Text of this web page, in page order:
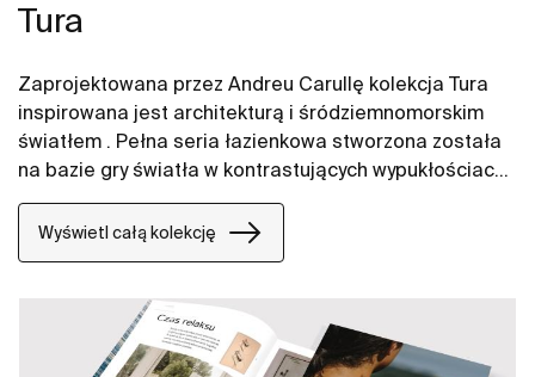
Tura
Zaprojektowana przez Andreu Carullę kolekcja Tura
inspirowana jest architekturą i śródziemnomorskim
światłem . Pełna seria łazienkowa stworzona została
na bazie gry światła w kontrastujących wypukłościach
i zagłębieniach. Nawiązuje do tradycji barcelońskich
architektów. Innowacyjność i zrównoważony rozwój
można odnaleźć na wielu płaszczyznach począwszy
pochodzących z recyklingu i opakowań wolnych od
Wyświetl całą kolekcję